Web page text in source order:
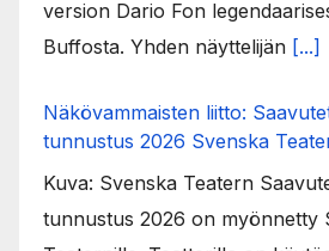
version Dario Fon
Buffosta. Yhden näyttelijän [...]
Näkövammaisten liitto:
tunnustus 2026 Svenska
Kuva: Svenska Teatern
tunnustus 2026 on myönnetty